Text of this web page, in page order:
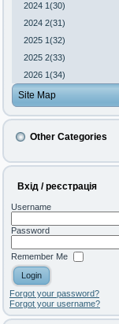
2024 1(30)
2024 2(31)
2025 1(32)
2025 2(33)
2026 1(34)
Site Map
Other Categories
Вхід / реєстрація
Username
Password
Remember Me
Forgot your password?
Forgot your username?